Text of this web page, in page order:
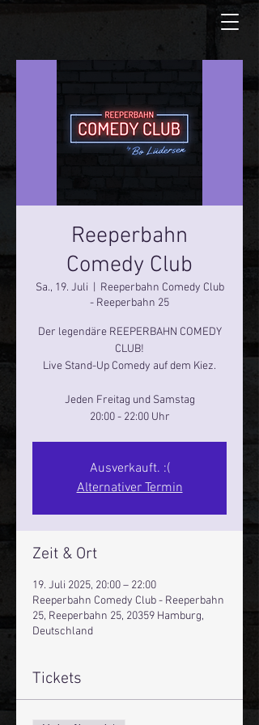
Reeperbahn
Comedy Club
Sa., 19. Juli
Reeperbahn Comedy Club
- Reeperbahn 25
Der legendäre REEPERBAHN COMEDY
CLUB!
Live Stand-Up Comedy auf dem Kiez.
Jeden Freitag und Samstag
20:00 - 22:00 Uhr
Ausverkauft. :(
Alternativer Termin
Zeit & Ort
19. Juli 2025, 20:00 – 22:00
Reeperbahn Comedy Club - Reeperbahn
25, Reeperbahn 25, 20359 Hamburg,
Deutschland
Tickets